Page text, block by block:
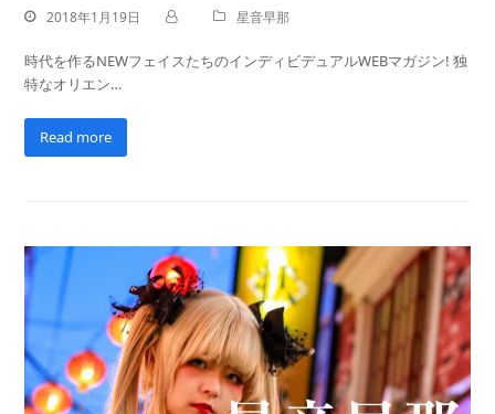
2018年1月19日 星音早那
時代を作るNEWフェイスたちのインディビデュアルWEBマガジン! 独
特なオリエン…
Read more